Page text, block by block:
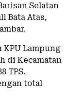
Selatan
Bata Atas,
Lampung
di Kecamatan
TPS.
total